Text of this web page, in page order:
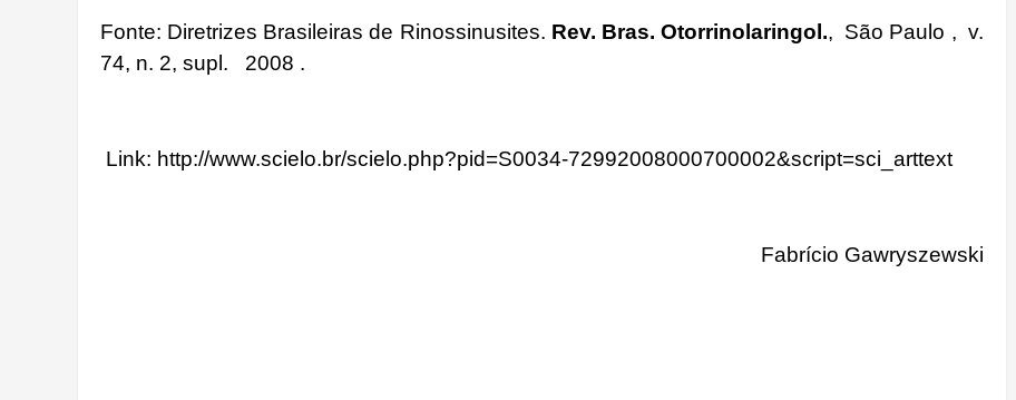
Fonte: Diretrizes Brasileiras de Rinossinusites. Rev. Bras. Otorrinolaringol., São Paulo , v.
74, n. 2, supl. 2008 .
Link: http://www.scielo.br/scielo.php?pid=S0034-72992008000700002&script=sci_arttext
Fabrício Gawryszewski